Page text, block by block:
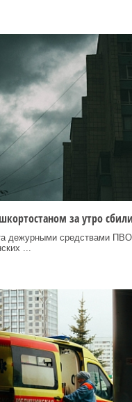
за утро
дежурными средствами
...